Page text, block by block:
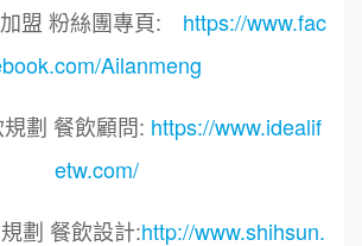
盟 粉絲團專頁: https://www.fac
Ailanmeng
劃 餐飲顧問: https://www.idealif
etw.com/
劃 餐飲設計:http://www.shihsun.
歇腳亭
100萬 ~150萬
50萬~75萬
100萬~300萬